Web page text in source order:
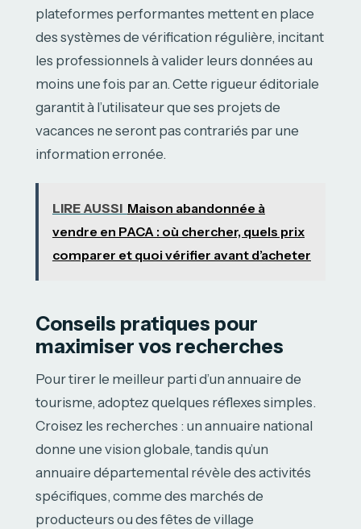
plateformes performantes mettent en place
des systèmes de vérification régulière, incitant
les professionnels à valider leurs données au
moins une fois par an. Cette rigueur éditoriale
garantit à l’utilisateur que ses projets de
vacances ne seront pas contrariés par une
information erronée.
LIRE AUSSI Maison abandonnée à
vendre en PACA : où chercher, quels prix
comparer et quoi vérifier avant d’acheter
Conseils pratiques pour
maximiser vos recherches
Pour tirer le meilleur parti d’un annuaire de
tourisme, adoptez quelques réflexes simples.
Croisez les recherches : un annuaire national
donne une vision globale, tandis qu’un
annuaire départemental révèle des activités
spécifiques, comme des marchés de
producteurs ou des fêtes de village